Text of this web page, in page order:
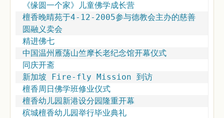
《缘圆一个家》儿童佛学成长营
檀香晚晴苑于4-12-2005参与德教会主办的慈善
圆融义卖会
精进佛七
中国温州雁荡山竺摩长老纪念馆开幕仪式
同庆开斋
新加坡 Fire-fly Mission 到访
檀香周日佛学班修业仪式
檀香幼儿园新港设分园隆重开幕
槟城檀香幼儿园举行毕业典礼